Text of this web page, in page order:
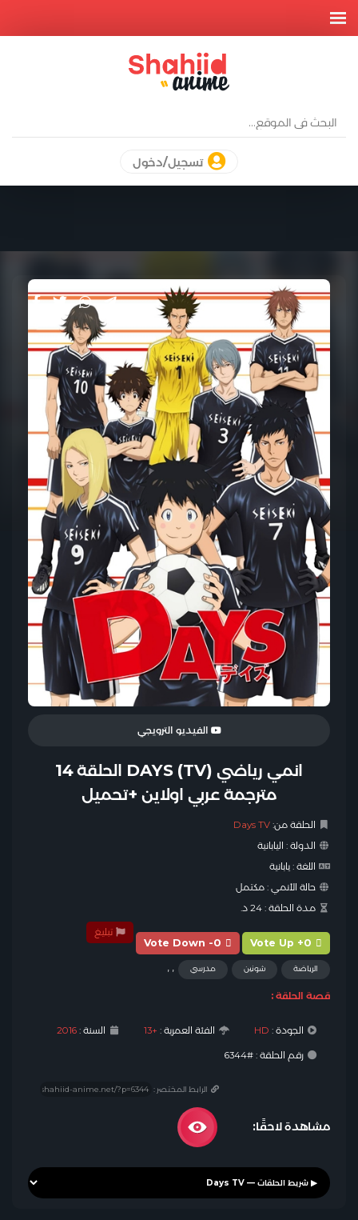
تسجيل/دخول
الفيديو الترويجي
انمي رياضي DAYS (TV) الحلقة 14
مترجمة عربي اولاين +تحميل
الحلقة من:Days TV
الدولة : اليابانية
اللغة :يابانية
حالة الأنمي :مكتمل
مدة الحلقة :24 د.
Vote Up +0
Vote Down -0
تبليغ
الرياضة شونين مدرسي
قصة الحلقة :
الجودة : HD الفئة العمرية : +13 السنة :2016
رقم الحلقة : #6344
الرابط المختصر :
مشاهدة لاحقًا: